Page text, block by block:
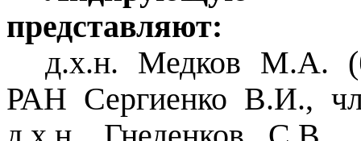
представляют:
д.х.н. Медков М.А.
РАН Сергиенко В.И.,